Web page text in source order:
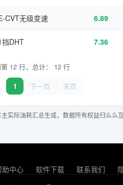
CVT无级变速 6.89
挡DHT 7.36
12 行，总计： 12 行
1 下一页 末页
实际油耗汇总生成，数据所有权益归么么
助中心 软件下载 联系我们